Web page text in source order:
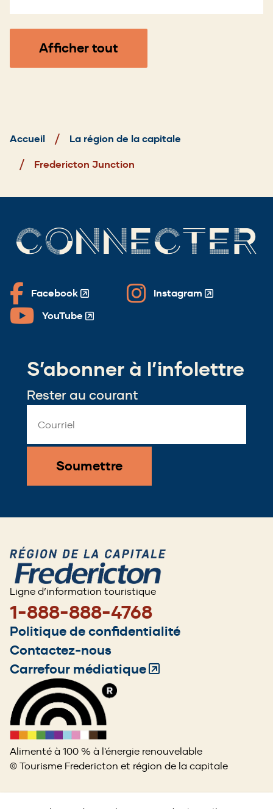
Afficher tout
d'Ariane
Accueil
La région de la capitale
Fredericton Junction
CONNECTER
Facebook
(Opens
in
window)
Instagram
(Opens
window)
YouTube
(Opens
newS’abonner à l’infolettre
Rester au courant
Address
*
Ligne d’information touristique
1-888-888-4768
Footer
menu
Politique de confidentialité
Contactez-nous
Carrefour médiatique(Opens
window)
Alimenté à 100 % à l'énergie renouvelable
© Tourisme Fredericton et région de la capitale